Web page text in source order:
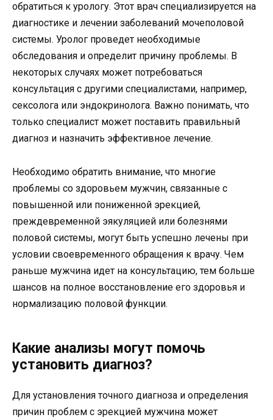
обратиться к урологу. Этот врач специализируется на
диагностике и лечении заболеваний мочеполовой
системы. Уролог проведет необходимые
обследования и определит причину проблемы. В
некоторых случаях может потребоваться
консультация с другими специалистами, например,
сексолога или эндокринолога. Важно понимать, что
только специалист может поставить правильный
диагноз и назначить эффективное лечение.
Необходимо обратить внимание, что многие
проблемы со здоровьем мужчин, связанные с
повышенной или пониженной эрекцией,
преждевременной эякуляцией или болезнями
половой системы, могут быть успешно лечены при
условии своевременного обращения к врачу. Чем
раньше мужчина идет на консультацию, тем больше
шансов на полное восстановление его здоровья и
нормализацию половой функции.
Какие анализы могут помочь
установить диагноз?
Для установления точного диагноза и определения
причин проблем с эрекцией мужчина может